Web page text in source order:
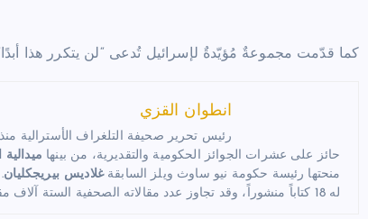
كما قدّمت مجموعةٌ مُؤيّدةٌ لإسرائيل تُدعى “لن يتكرر هذا
انطوان القزي
رئيس تحرير صحيفة التلغراف الأسترالية منذ أكثر
حائز على عشرات الجوائز الحكومية والتقديرية، من بينها ميدالية
منحتها رئيسة حكومة نيو ساوث ويلز السابقةغلاديس بيريجكليان.
له 18 كتاباً منشوراً، وقد تجاوز عدد مقالاته الصحفية الستة آلاف مقال.